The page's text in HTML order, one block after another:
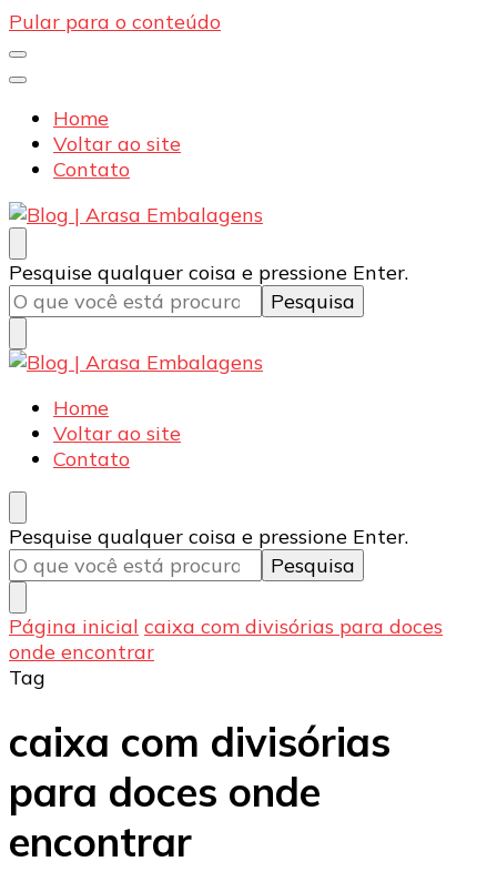
Pular para o conteúdo
Home
Voltar ao site
Contato
Blog | Arasa Embalagens
Confira conteúdos sobre embalagens para pizzas,
doces e salgados. Tudo para seu comércio com a
qualidade Arasa. Leia nossos conteúdos!
Procurando
algo?
Pesquise qualquer coisa e pressione Enter.
Blog | Arasa Embalagens
Confira conteúdos sobre embalagens para pizzas,
doces e salgados. Tudo para seu comércio com a
qualidade Arasa. Leia nossos conteúdos!
Home
Voltar ao site
Contato
Procurando
algo?
Pesquise qualquer coisa e pressione Enter.
Página inicial caixa com divisórias para doces
onde encontrar
Tag
caixa com divisórias
para doces onde
encontrar